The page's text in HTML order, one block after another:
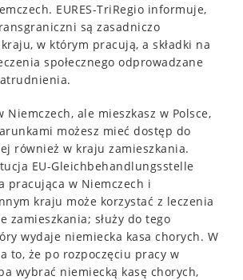
EURES-TriRegio informuje,
są zasadniczo
w którym pracują, a składki na
społecznego odprowadzane
Niemczech, ale mieszkasz w Polsce,
możesz mieć dostęp do
również w kraju zamieszkania.
EU-Gleichbehandlungsstelle
pracująca w Niemczech i
kraju może korzystać z leczenia
zamieszkania; służy do tego
wydaje niemiecka kasa chorych. W
to, że po rozpoczęciu pracy w
wybrać niemiecką kasę chorych,